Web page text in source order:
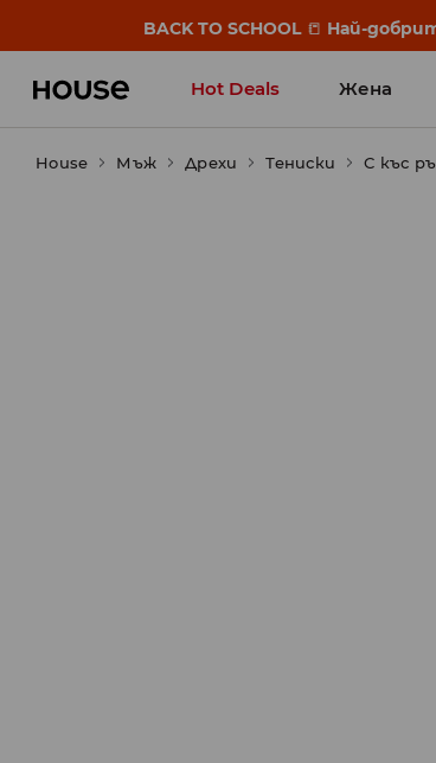
BACK TO SCHOOL 📒 Най-
Hot Deals Жена
House Мъж Дрехи Тениски С къс